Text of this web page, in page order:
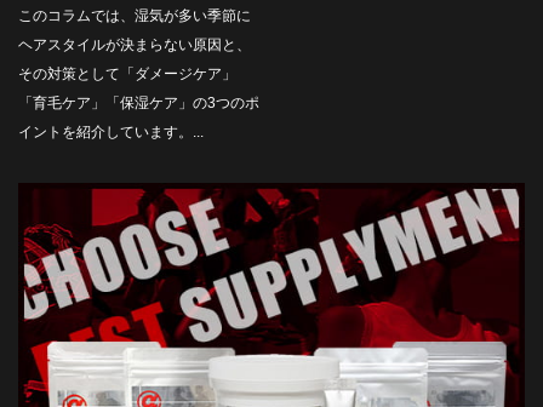
このコラムでは、湿気が多い季節に
ヘアスタイルが決まらない原因と、
その対策として「ダメージケア」
「育毛ケア」「保湿ケア」の3つのポ
イントを紹介しています。...